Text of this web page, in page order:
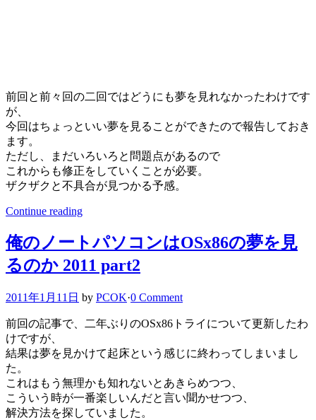
前回と前々回の二回ではどうにも夢を見れなかったわけです
が、
今回はちょっといい夢を見ることができたので報告しておき
ます。
ただし、まだいろいろと問題点があるので
これからも修正をしていくことが必要。
ザクザクと不具合が見つかる予感。
Continue reading
俺のノートパソコンはOSx86の夢を見
るのか 2011 part2
2011年1月11日 by PCOK·0 Comment
前回の記事で、二年ぶりのOSx86トライについて更新したわ
けですが、
結果は夢を見かけて起床という感じに終わってしまいまし
た。
これはもう無理かも知れないとあきらめつつ、
こういう時が一番楽しいんだと言い聞かせつつ、
解決方法を探していました。